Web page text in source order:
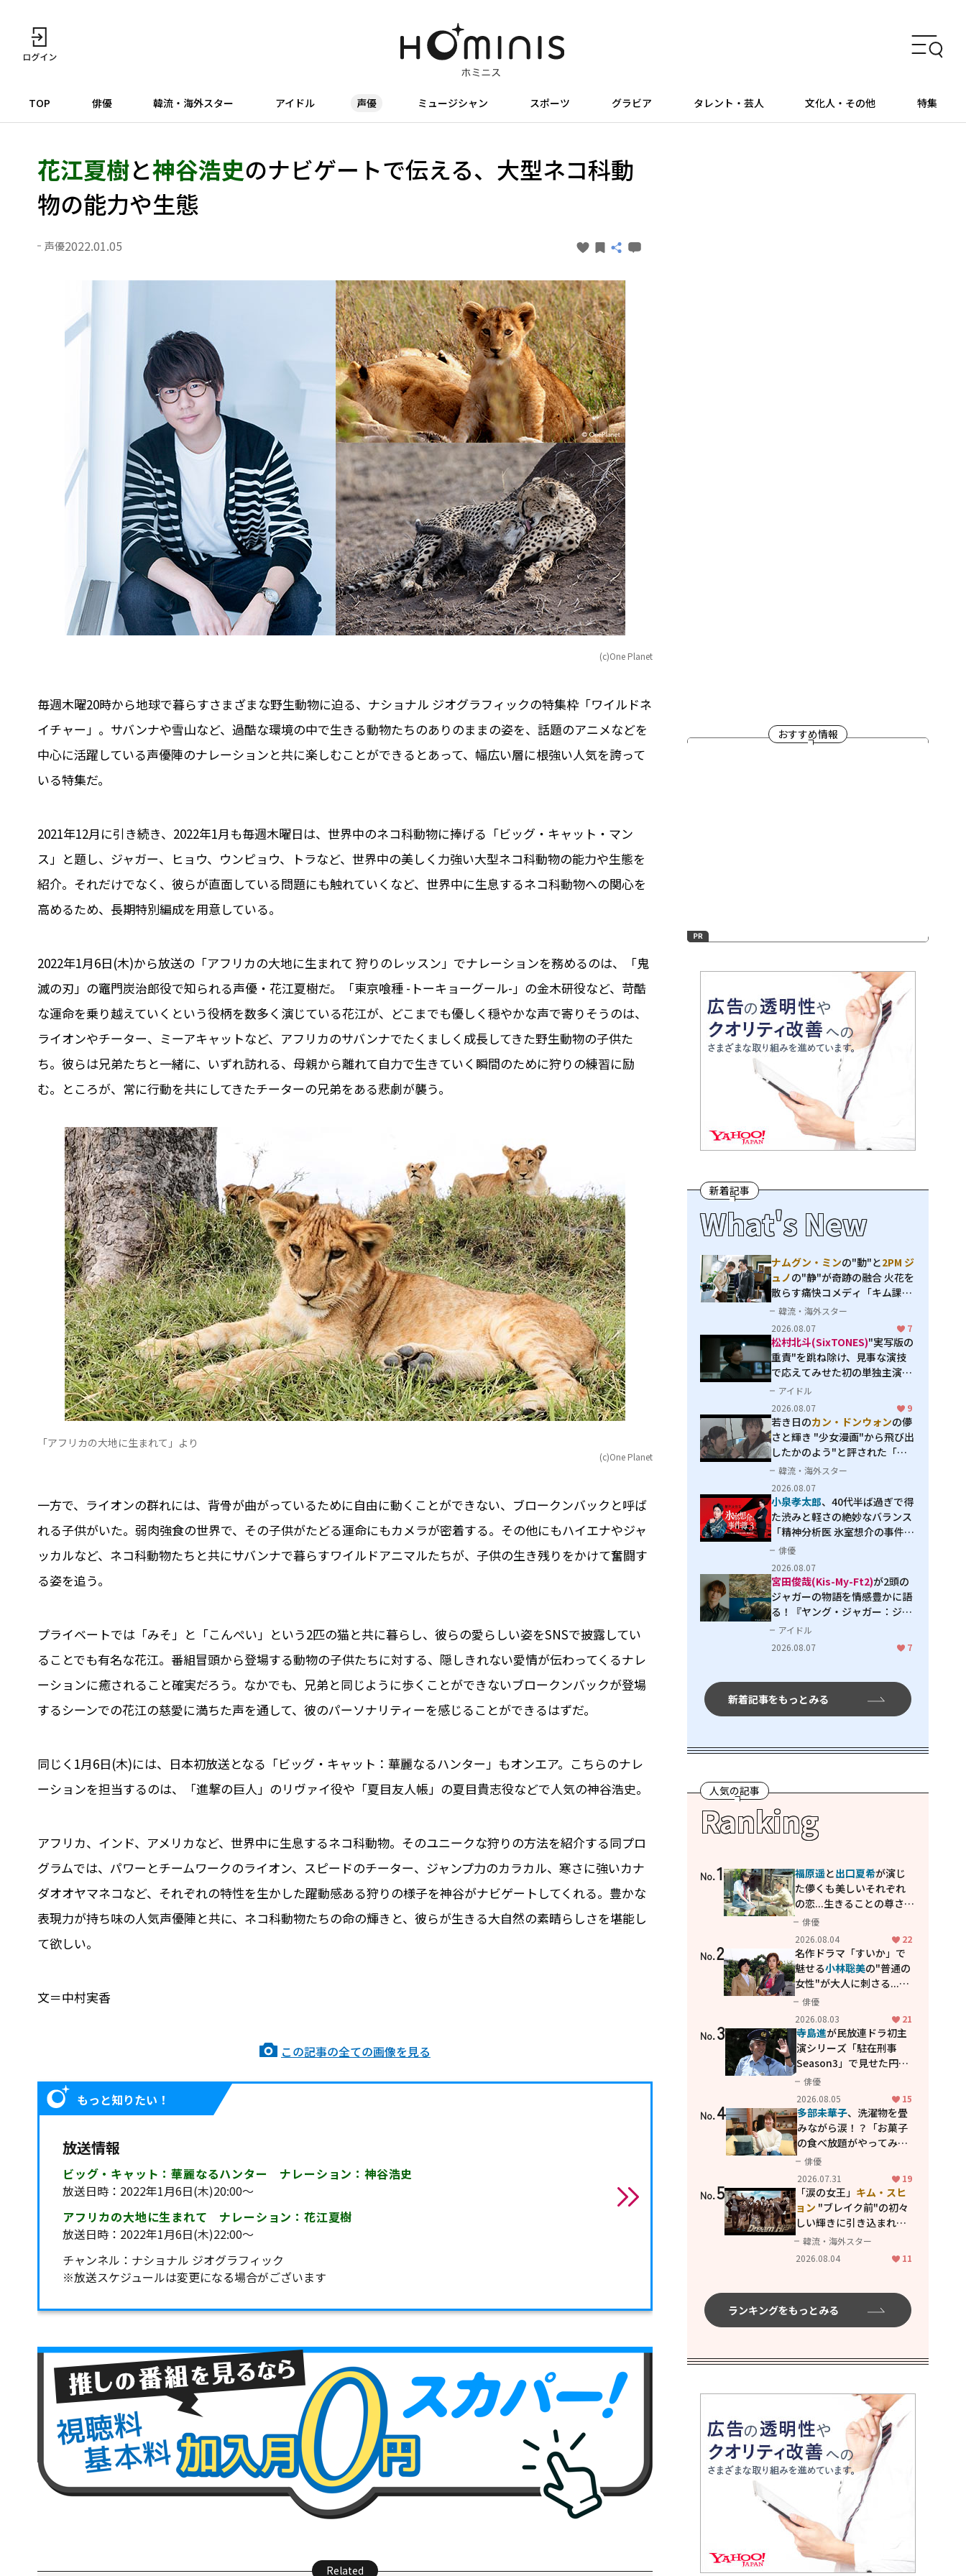
TOP 俳優 韓流・海外スター アイドル 声優 ミュージシャン スポーツ グラビア タレント・芸人 文化人・その他 特集
花江夏樹と神谷浩史のナビゲートで伝える、大型ネコ科動
物の能力や生態
声優2022.01.05
(c)One Planet
毎週木曜20時から地球で暮らすさまざまな野生動物に迫る、ナショナル ジオグラフィックの特集枠「ワイルドネ
イチャー」。サバンナや雪山など、過酷な環境の中で生きる動物たちのありのままの姿を、話題のアニメなどを
中心に活躍している声優陣のナレーションと共に楽しむことができるとあって、幅広い層に根強い人気を誇って
いる特集だ。
2021年12月に引き続き、2022年1月も毎週木曜日は、世界中のネコ科動物に捧げる「ビッグ・キャット・マン
ス」と題し、ジャガー、ヒョウ、ウンピョウ、トラなど、世界中の美しく力強い大型ネコ科動物の能力や生態を
紹介。それだけでなく、彼らが直面している問題にも触れていくなど、世界中に生息するネコ科動物への関心を
高めるため、長期特別編成を用意している。
2022年1月6日(木)から放送の「アフリカの大地に生まれて 狩りのレッスン」でナレーションを務めるのは、「鬼
滅の刃」の竈門炭治郎役で知られる声優・花江夏樹だ。「東京喰種 -トーキョーグール-」の金木研役など、苛酷
な運命を乗り越えていくという役柄を数多く演じている花江が、どこまでも優しく穏やかな声で寄りそうのは、
ライオンやチーター、ミーアキャットなど、アフリカのサバンナでたくましく成長してきた野生動物の子供た
ち。彼らは兄弟たちと一緒に、いずれ訪れる、母親から離れて自力で生きていく瞬間のために狩りの練習に励
む。ところが、常に行動を共にしてきたチーターの兄弟をある悲劇が襲う。
「アフリカの大地に生まれて」より
(c)One Planet
一方で、ライオンの群れには、背骨が曲がっているために自由に動くことができない、ブロークンバックと呼ば
れる子供がいた。弱肉強食の世界で、その子供がたどる運命にもカメラが密着する。その他にもハイエナやジャ
ッカルなど、ネコ科動物たちと共にサバンナで暮らすワイルドアニマルたちが、子供の生き残りをかけて奮闘す
る姿を追う。
プライベートでは「みそ」と「こんぺい」という2匹の猫と共に暮らし、彼らの愛らしい姿をSNSで披露してい
ることでも有名な花江。番組冒頭から登場する動物の子供たちに対する、隠しきれない愛情が伝わってくるナレ
ーションに癒されること確実だろう。なかでも、兄弟と同じように歩くことができないブロークンバックが登場
するシーンでの花江の慈愛に満ちた声を通して、彼のパーソナリティーを感じることができるはずだ。
同じく1月6日(木)には、日本初放送となる「ビッグ・キャット：華麗なるハンター」もオンエア。こちらのナレ
ーションを担当するのは、「進撃の巨人」のリヴァイ役や「夏目友人帳」の夏目貴志役などで人気の神谷浩史。
アフリカ、インド、アメリカなど、世界中に生息するネコ科動物。そのユニークな狩りの方法を紹介する同プロ
グラムでは、パワーとチームワークのライオン、スピードのチーター、ジャンプ力のカラカル、寒さに強いカナ
ダオオヤマネコなど、それぞれの特性を生かした躍動感ある狩りの様子を神谷がナビゲートしてくれる。豊かな
表現力が持ち味の人気声優陣と共に、ネコ科動物たちの命の輝きと、彼らが生きる大自然の素晴らしさを堪能し
て欲しい。
文＝中村実香
この記事の全ての画像を見る
もっと知りたい！
放送情報
ビッグ・キャット：華麗なるハンター ナレーション：神谷浩史
放送日時：2022年1月6日(木)20:00～
アフリカの大地に生まれて ナレーション：花江夏樹
放送日時：2022年1月6日(木)22:00～
チャンネル：ナショナル ジオグラフィック
※放送スケジュールは変更になる場合がございます
Related
おすすめ情報
新着記事
What's New
ナムグン・ミンの"動"と2PM ジ
ュノの"静"が奇跡の融合 火花を
散らす痛快コメディ「キム課長
とソ理事～Bravo! Your Life
～」
韓流・海外スター
2026.08.07
7
松村北斗(SixTONES)"実写版の
重責"を跳ね除け、見事な演技
で応えてみせた初の単独主演映
画「秒速5センチメートル」
アイドル
2026.08.07
9
若き日のカン・ドンウォンの儚
さと輝き "少女漫画"から飛び出
したかのよう"と評された「オ
オカミの誘惑」
韓流・海外スター
2026.08.07
小泉孝太郎、40代半ば過ぎで得
た渋みと軽さの絶妙なバランス
「精神分析医 氷室想介の事件簿
３」で見せる進化
俳優
2026.08.07
宮田俊哉(Kis-My-Ft2)が2頭の
ジャガーの物語を情感豊かに語
る！『ヤング・ジャガー：ジャ
ングル王への道』『ジャガーと
ウミガメの物語：熱帯林の守護
アイドル
2026.08.07
7
新着記事をもっとみる
人気の記事
Ranking
No.1 福原遥と出口夏希が演じ
た儚くも美しいそれぞれ
の恋...生きることの尊さを
教えてくれた映画「あの
花が咲く丘で、君とまた出
会えたら。」
俳優
2026.08.04
22
No.2
名作ドラマ「すいか」で
魅せる小林聡美の"普通の
女性"が大人に刺さる...映
画「かもめ食堂」にも通
じる静かな芝居
俳優
2026.08.03
21
No.3 寺島進が民放連ドラ初主
演シリーズ「駐在刑事
Season3」で見せた円熟
の演技
俳優
2026.08.05
15
No.4 多部未華子、洗濯物を畳
みながら涙！？「お菓子
の食べ放題がやってみた
い」ハンディファン4台の
暑さ対策も明かす
俳優
2026.07.31
19
No.5 「涙の女王」 キム・スヒ
ョン "ブレイク前"の初々
しい輝きに引き込まれ
る...2PM テギョン
共演の青春名作「ドリー
韓流・海外スター
2026.08.04
11
ランキングをもっとみる